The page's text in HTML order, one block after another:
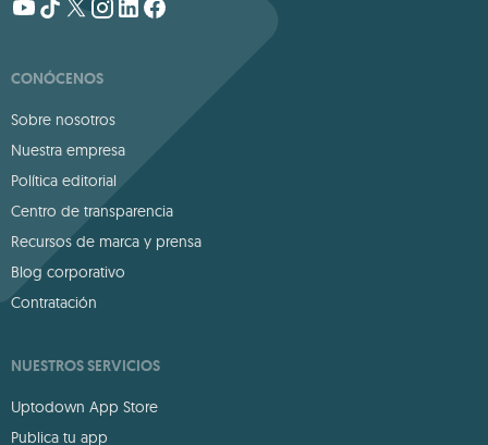
CONÓCENOS
Sobre nosotros
Nuestra empresa
Política editorial
Centro de transparencia
Recursos de marca y prensa
Blog corporativo
Contratación
NUESTROS SERVICIOS
Uptodown App Store
Publica tu app